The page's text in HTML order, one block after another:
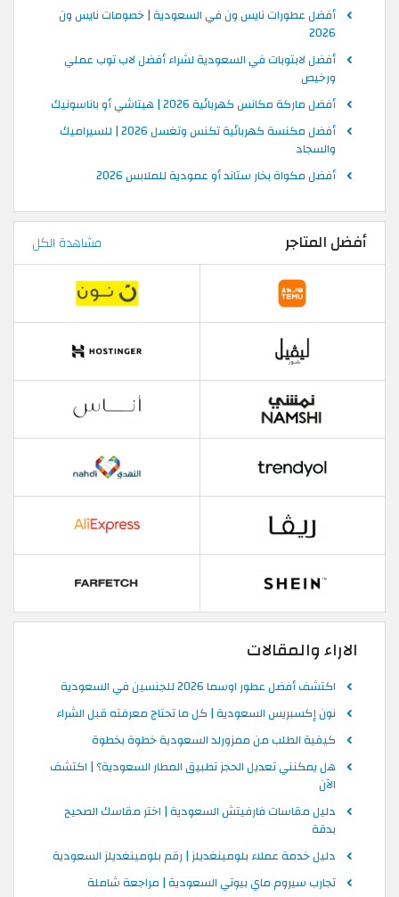
أفضل عطورات نايس ون في السعودية | خصومات نايس ون
2026
أفضل لابتوبات في السعودية لشراء أفضل لاب توب عملي
ورخيص
أفضل ماركة مكانس كهربائية 2026 | هيتاشي أو باناسونيك
أفضل مكنسة كهربائية تكنس وتغسل 2026 | للسيراميك
والسجاد
أفضل مكواة بخار ستاند أو عمودية للملابس 2026
أفضل المتاجر مشاهدة الكل
الاراء والمقالات
اكتشف أفضل عطور اوسما 2026 للجنسين في السعودية
نون إكسبريس السعودية | كل ما تحتاج معرفته قبل الشراء
كيفية الطلب من ممزورلد السعودية خطوة بخطوة
هل يمكنني تعديل الحجز تطبيق المطار السعودية؟ | اكتشف
الآن
دليل مقاسات فارفيتش السعودية | اختر مقاسك الصحيح
بدقة
دليل خدمة عملاء بلومينغديلز | رقم بلومينغديلز السعودية
تجارب سيروم ماي بيوتي السعودية | مراجعة شاملة